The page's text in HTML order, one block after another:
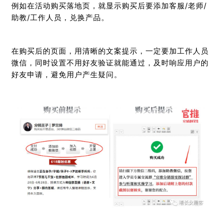
例如在活动购买落地页，就显示购买后要添加客服/老师/
助教/工作人员，兑换产品。
在购买后的页面，用清晰的文案提示，一定要加工作人员
微信，同时设置不用好友验证就能通过，及时响应用户的
好友申请，避免用户产生疑问。